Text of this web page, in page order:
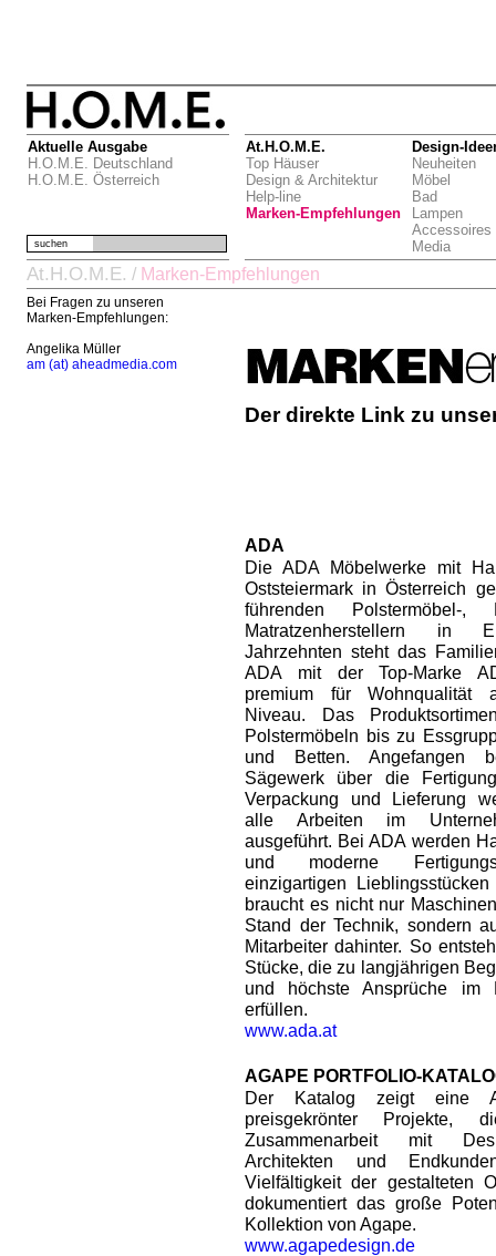
Aktuelle Ausgabe
H.O.M.E. Deutschland
H.O.M.E. Österreich
At.H.O.M.E.
Top Häuser
Design & Architektur
Help-line
Marken-Empfehlungen
Design-
Neuheiten
Möbel
Bad
Lampen
Accessoires
Media
suchen
At.H.O.M.E. / Marken-Empfehlungen
Bei Fragen zu unseren
Marken-Empfehlungen:
Angelika Müller
am (at) aheadmedia.com
Der direkte Link zu
ADA
Die ADA Möbelwerke mit
Oststeiermark in Österreich
führenden Polstermöbel-,
Matratzenherstellern in
Jahrzehnten steht das
ADA mit der Top-Marke
premium für Wohnqualität
Niveau. Das
Polstermöbeln bis zu
und Betten. Angefangen
Sägewerk über die
Verpackung und Lieferung
alle Arbeiten im
ausgeführt. Bei ADA werden
und moderne
einzigartigen
braucht es nicht nur
Stand der Technik, sondern
Mitarbeiter dahinter. So
Stücke, die zu langjährigen
und höchste Ansprüche im
erfüllen.
www.ada.at
AGAPE PORTFOLIO-
Der Katalog zeigt eine
preisgekrönter
Zusammenarbeit mit
Architekten und
Vielfältigkeit der gestalteten
dokumentiert das große
Kollektion von Agape.
www.agapedesign.de